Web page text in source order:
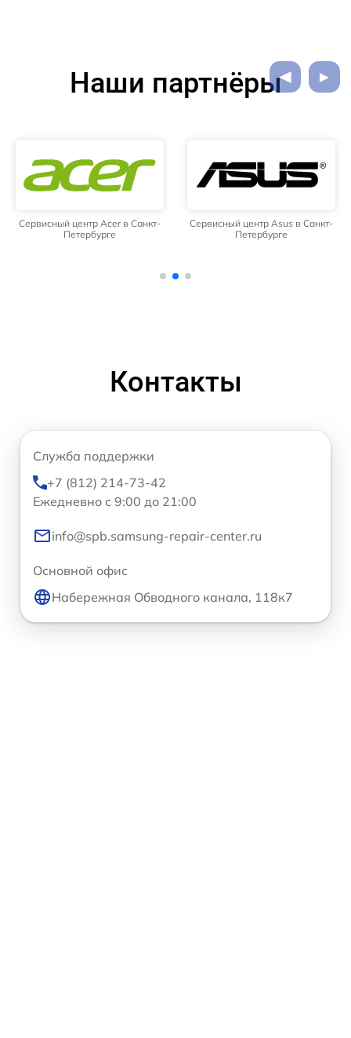
Наши партнёры
Сервисный центр Acer в Санкт-
Петербурге
Сервисный центр Asus в Санкт-
Петербурге
Контакты
Служба поддержки
+7 (812) 214-73-42
Ежедневно с 9:00 до 21:00
info@spb.samsung-repair-center.ru
Основной офис
Набережная Обводного канала, 118к7